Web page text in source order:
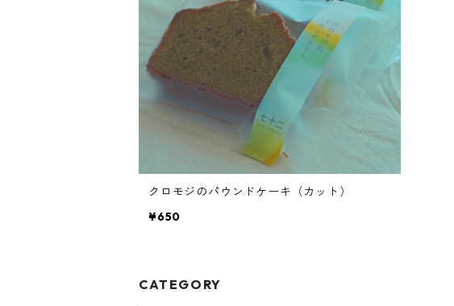
クロモジのパウンドケーキ（カット）
¥650
CATEGORY